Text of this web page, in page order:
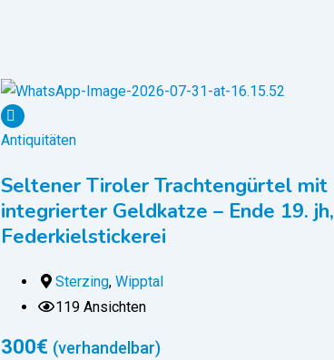
Antiquitäten
Seltener Tiroler Trachtengürtel mit
integrierter Geldkatze – Ende 19. jh,
Federkielstickerei
Sterzing, Wipptal
119 Ansichten
300€ (verhandelbar)